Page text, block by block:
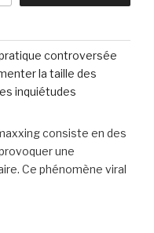
controversée
la taille des
inquiétudes
consiste en des
une
Ce phénomène viral